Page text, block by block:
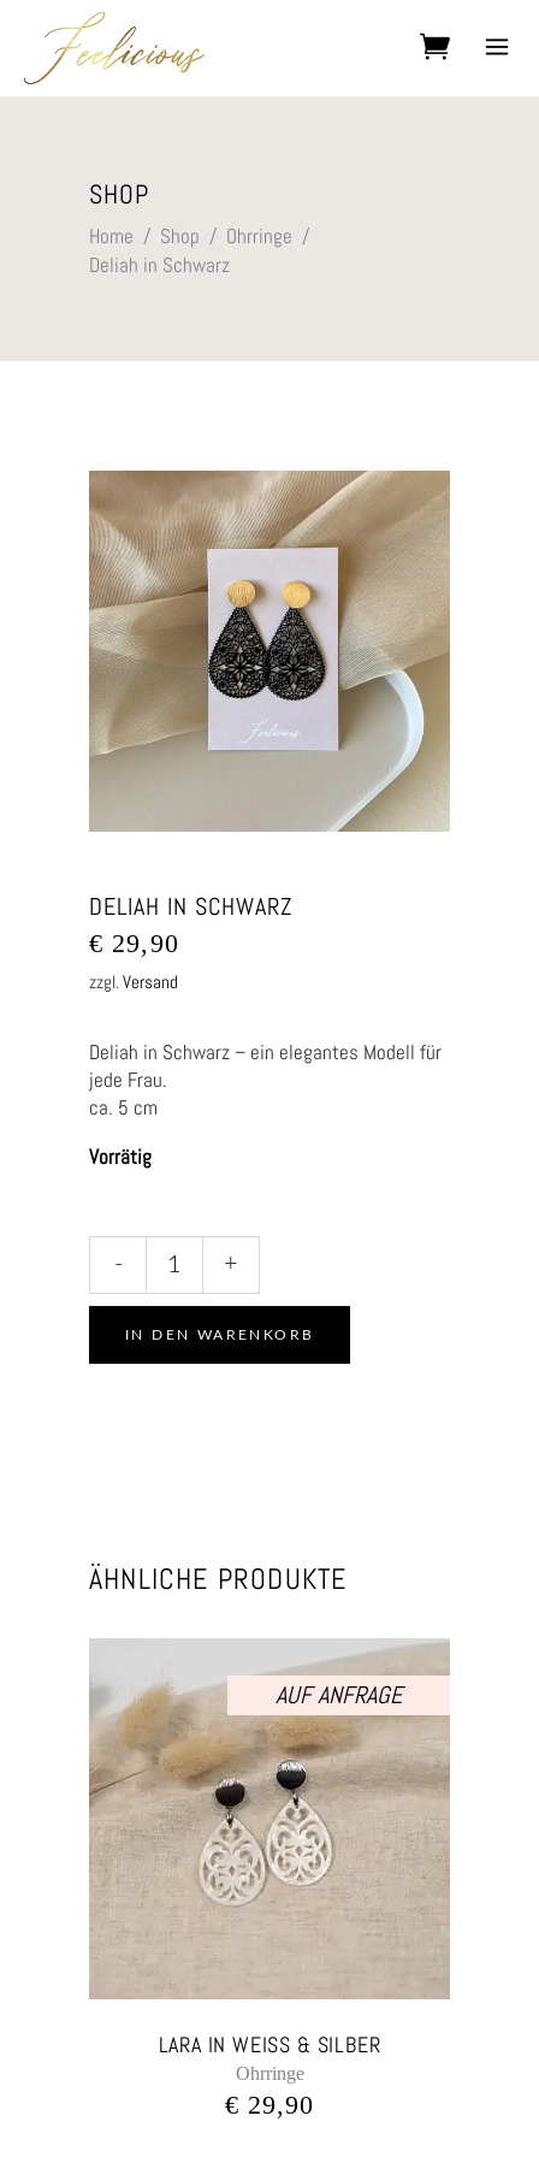
SHOP
Home / Shop / Ohrringe /
Deliah in Schwarz
DELIAH IN SCHWARZ
€ 29,90
zzgl.Versand
Deliah in Schwarz – ein elegantes Modell für
jede Frau.
ca. 5 cm
Vorrätig
Schwarz
quantity
- +
IN DEN WARENKORB
ÄHNLICHE PRODUKTE
AUF ANFRAGE
LARA IN WEISS & SILBER
Ohrringe
€ 29,90